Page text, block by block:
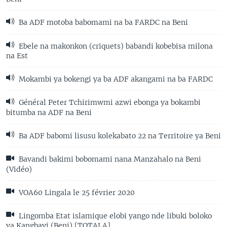
Ba ADF motoba babomami na ba FARDC na Beni
Ebele na makonkon (criquets) babandi kobebisa milona
na Est
Mokambi ya bokengi ya ba ADF akangami na ba FARDC
Général Peter Tchirimwmi azwi ebonga ya bokambi
bitumba na ADF na Beni
Ba ADF babomi lisusu kolekabato 22 na Territoire ya Beni
Bavandi bakimi bobomami nana Manzahalo na Beni
(Vidéo)
VOA60 Lingala le 25 février 2020
Lingomba Etat islamique elobi yango nde libuki boloko